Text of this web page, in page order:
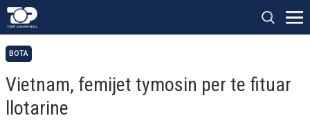
BOTA
Vietnam, femijet tymosin per te fituar
llotarine